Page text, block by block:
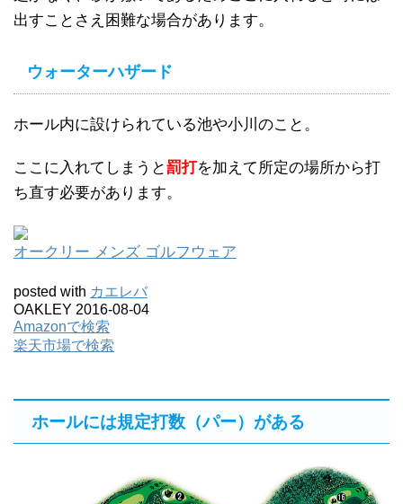
出すことさえ困難な場合があります。
ウォーターハザード
ホール内に設けられている池や小川のこと。
ここに入れてしまうと罰打を加えて所定の場所から打
ち直す必要があります。
オークリー メンズ ゴルフウェア
posted with カエレバ
OAKLEY 2016-08-04
Amazonで検索
楽天市場で検索
ホールには規定打数（パー）がある